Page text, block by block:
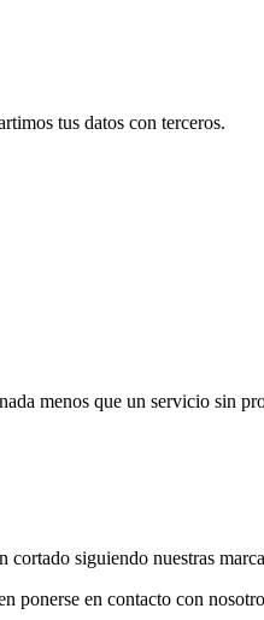
tus datos con terceros.
menos que un servicio sin
siguiendo nuestras
ponerse en contacto con